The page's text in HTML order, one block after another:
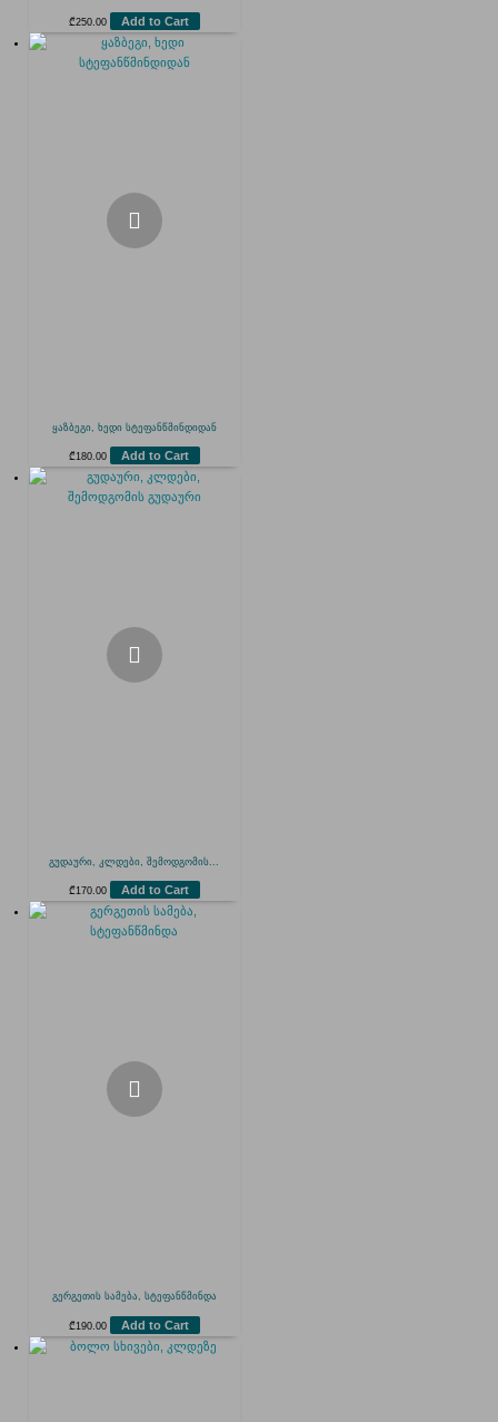
₾250.00 Add to Cart
ყაზბეგი, ხედი სტეფანწმინდიდან
₾180.00 Add to Cart
გუდაური, კლდები, შემოდგომის...
₾170.00 Add to Cart
გერგეთის სამება, სტეფანწმინდა
₾ 190.00 Add to Cart